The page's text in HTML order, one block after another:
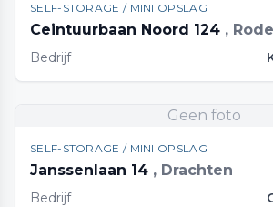
SELF-STORAGE / MINI OPSLAG
Ceintuurbaan Noord 124 ,
Bedrijf
Geen foto
SELF-STORAGE / MINI OPSLAG
Janssenlaan 14 , Drachten
Bedrijf